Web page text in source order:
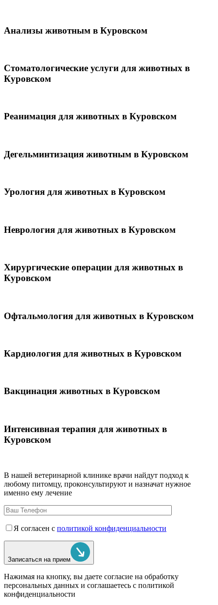
Анализы животным в Куровском
Стоматологические услуги для животных в
Куровском
Реанимация для животных в Куровском
Дегельминтизация животным в Куровском
Урология для животных в Куровском
Неврология для животных в Куровском
Хирургические операции для животных в
Куровском
Офтальмология для животных в Куровском
Кардиология для животных в Куровском
Вакцинация животных в Куровском
Интенсивная терапия для животных в
Куровском
В нашей ветеринарной клинике врачи найдут подход к
любому питомцу, проконсультируют и назначат нужное
именно ему лечение
Я согласен с политикой конфиденциальности
Записаться на прием
Нажимая на кнопку, вы даете согласие на обработку
персональных данных и соглашаетесь c политикой
конфиденциальности